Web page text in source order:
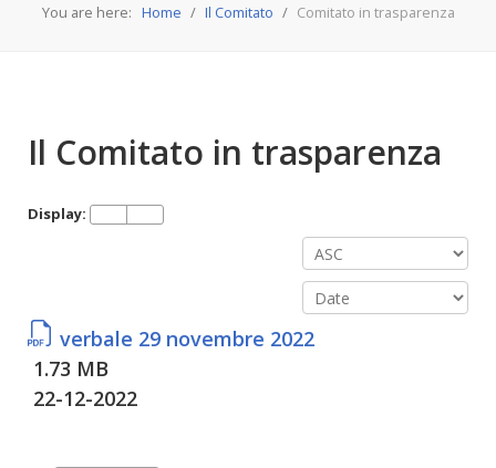
You are here: Home Il Comitato Comitato in trasparenza
Il Comitato in trasparenza
Display:
verbale 29 novembre 2022
1.73 MB
22-12-2022